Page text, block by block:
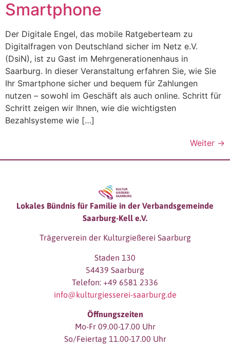
Smartphone
Der Digitale Engel, das mobile Ratgeberteam zu
Digitalfragen von Deutschland sicher im Netz e.V.
(DsiN), ist zu Gast im Mehrgenerationenhaus in
Saarburg. In dieser Veranstaltung erfahren Sie, wie Sie
Ihr Smartphone sicher und bequem für Zahlungen
nutzen – sowohl im Geschäft als auch online. Schritt für
Schritt zeigen wir Ihnen, wie die wichtigsten
Bezahlsysteme wie […]
Weiter →
Lokales Bündnis für Familie in der Verbandsgemeinde
Saarburg-Kell e.V.
Trägerverein der Kulturgießerei Saarburg
Staden 130
54439 Saarburg
Telefon: +49 6581 2336
info@kulturgiesserei-saarburg.de
Öffnungszeiten
Mo-Fr 09.00-17.00 Uhr
So/Feiertag 11.00-17.00 Uhr